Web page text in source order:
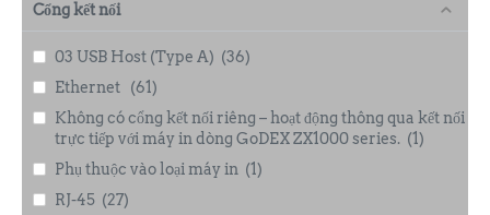
Cổng kết nối
03 USB Host (Type A) (36)
Ethernet
(61)
Không có cổng kết nối riêng – hoạt động thông qua kết nối
trực tiếp với máy in dòng GoDEX ZX1000 series. (1)
Phụ thuộc vào loại máy in (1)
RJ-45 (27)